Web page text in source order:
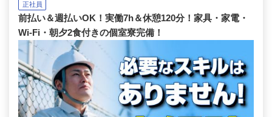
正社員
前払い＆週払いOK！実働7h＆休憩120分！家具・家電・
Wi-Fi・朝夕2食付きの個室寮完備！